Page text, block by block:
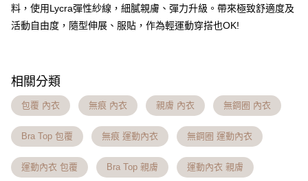
【繳款方式說明】
1.分期款項不併入電信帳單，「大哥付你分期」於每月結算日後寄送繳費提
醒簡訊。
【注意事項】
1.本服務係由「台灣大哥大股份有限公司」（以下簡稱本公司）所提供，讓
用戶於交易時，得透過本服務購買商品或服務，並由商店將買賣／分期付款
買賣價金債權讓與本公司後，依約使用本公司帳單繳交帳款。
2.基於同意付款使用「大哥付你分期」之契約關係目的，商店將以您的個人
資料（包含姓名、電話或地址）提供予台灣大哥大進項蒐集、處理及利用，
由本公司與您本人進行分期帳單所需資料之確認、核對及更正。
3.完整用戶服務條款，請詳閱以下連結：
https://oppay.tw/userRule
【「AFTEE先享後付」結帳流程】
３．收到繳費通知簡訊後14天內，點擊此簡訊中的連結，可透過四大超商／
ATM／網路銀行／等多元方式進行付款，方視為交易完成。
※ 請注意：結帳手續完成當下不需立刻繳費，但若您需要取消訂單，請聯絡
購買商品的店家。未經商家同意取消之訂單仍視為有效，需透過AFTEE先享
※ 交易是否成功請以「AFTEE先享後付 」之結帳頁面顯示為準，若有關於
是否繳費成功／繳費後需取消欲退款等相關疑問，請聯繫「AFTEE先享後付
客戶支援中心」https://netprotections.freshdesk.com/support/home
貨到付款
全家貨到付款 約3~5天到貨，實際出貨依照配送狀態為主。※
國定假日將順延
每筆NT$70，滿NT$1,000(含以上)免運費
付款後全家取貨 約3~5天到貨，實際出貨依照配送狀態為主。
每筆NT$70，滿NT$699(含以上)免運費
料，使用Lycra彈性紗線，細膩親膚、彈力升級。帶來極致舒適度及
活動自由度，隨型伸展、服貼，作為輕運動穿搭也OK!
相關分類
包覆 內衣 無痕 內衣 親膚 內衣 無鋼圈 內衣
Bra Top 包覆 無痕 運動內衣 無鋼圈 運動內衣
運動內衣 包覆 Bra Top 親膚 運動內衣 親膚